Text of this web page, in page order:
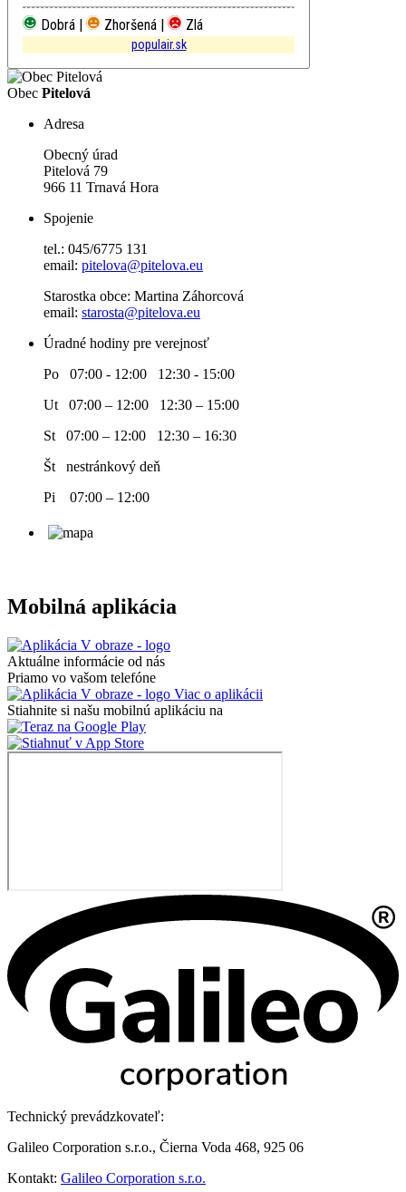
Dobrá |
Zhoršená | Zlá
populair.sk
Obec Pitelová
Adresa
Obecný úrad
Pitelová 79
966 11 Trnavá Hora
Spojenie
tel.: 045/6775 131
email: pitelova@pitelova.eu
Starostka obce: Martina Záhorcová
email: starosta@pitelova.eu
Úradné hodiny pre verejnosť
Po 07:00 - 12:00 12:30 - 15:00
Ut 07:00 – 12:00 12:30 – 15:00
St 07:00 – 12:00 12:30 – 16:30
Št nestránkový deň
Pi 07:00 – 12:00
Mobilná aplikácia
Aktuálne informácie od nás
Priamo vo vašom telefóne
Viac o aplikácii
Stiahnite si našu mobilnú aplikáciu na
Technický prevádzkovateľ:
Galileo Corporation s.r.o., Čierna Voda 468, 925 06
Kontakt: Galileo Corporation s.r.o.